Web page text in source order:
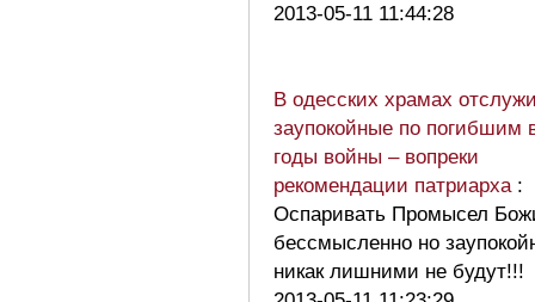
2013-05-11 11:44:28
В одесских храмах
заупокойные по погибшим
годы войны – вопреки
рекомендации патриарха :
Оспаривать Промысел
бессмысленно но
никак лишними не будут!!!